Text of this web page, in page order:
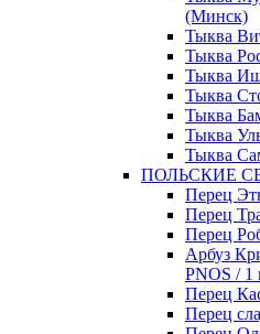
(Минск)
Тыква
Тыква
Тыква
Тыква
Тыква
Тыква
Тыква
ПОЛЬСКИЕ
Перец
Перец
Перец
Арбуз
PNOS / 1
Перец
Перец